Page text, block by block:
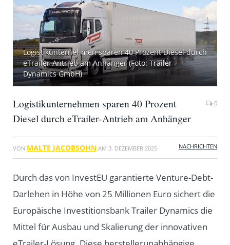
Logistikunternehmen sparen 40 Prozent Diesel durch
eTrailer-Antrieb am Anhänger (Foto: Trailer
Dynamics GmbH)
Logistikunternehmen sparen 40 Prozent
Diesel durch eTrailer-Antrieb am Anhänger
0
VON MALTE JACOBSOHN AM 3. DEZEMBER 2025 NACHRICHTEN
Durch das von InvestEU garantierte Venture-Debt-
Darlehen in Höhe von 25 Millionen Euro sichert die
Europäische Investitionsbank Trailer Dynamics die
Mittel für Ausbau und Skalierung der innovativen